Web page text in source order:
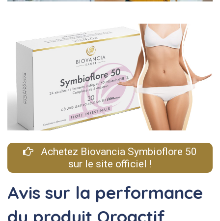
Achetez Biovancia Symbioflore 50
sur le site officiel !
Avis sur la performance
du produit Oroactif